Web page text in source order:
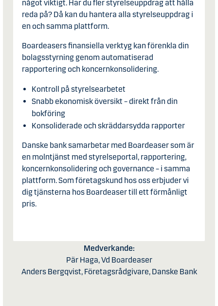
något viktigt. Har du fler styrelseuppdrag att hålla
reda på? Då kan du hantera alla styrelseuppdrag i
en och samma plattform.
Boardeasers finansiella verktyg kan förenkla din
bolagsstyrning genom automatiserad
rapportering och koncernkonsolidering.
Kontroll på styrelsearbetet
Snabb ekonomisk översikt – direkt från din
bokföring
Konsoliderade och skräddarsydda rapporter
Danske bank samarbetar med Boardeaser som är
en molntjänst med styrelseportal, rapportering,
koncernkonsolidering och governance – i samma
plattform. Som företagskund hos oss erbjuder vi
dig tjänsterna hos Boardeaser till ett förmånligt
pris.
Medverkande:
Pär Haga, Vd Boardeaser
Anders Bergqvist, Företagsrådgivare, Danske Bank